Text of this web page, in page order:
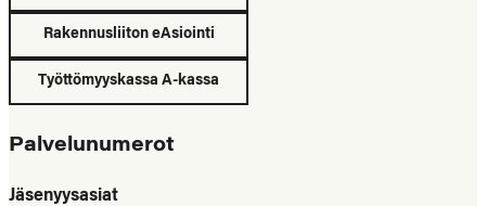
Rakennusliiton eAsiointi
Työttömyyskassa A-kassa
Palvelunumerot
Jäsenyysasiat